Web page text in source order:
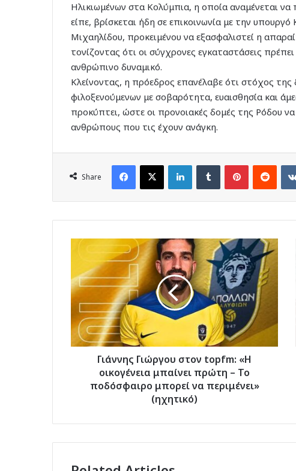
Ηλικιωμένων στα Κολύμπια, η οποία αναμένεται
είπε, βρίσκεται ήδη σε επικοινωνία με την
Μιχαηλίδου, προκειμένου να εξασφαλιστεί η
τονίζοντας ότι οι σύγχρονες εγκαταστάσεις
ανθρώπινο δυναμικό.
Κλείνοντας, η πρόεδρος επανέλαβε ότι στόχος της
φιλοξενούμενων με σοβαρότητα, ευαισθησία και
προκύπτει, ώστε οι προνοιακές δομές της Ρόδου
ανθρώπους που τις έχουν ανάγκη.
Share
Facebook
X LinkedInTumblr Pinterest
Γιάννης
στον
topfm:
«Η
οικογένεια
μπαίνει
πρώτη
–
ποδόσφαιρο
μπορεί
Γιάννης Γιώργου στον topfm: «Η
οικογένεια μπαίνει πρώτη – Το
ποδόσφαιρο μπορεί να περιμένει»
(ηχητικό)